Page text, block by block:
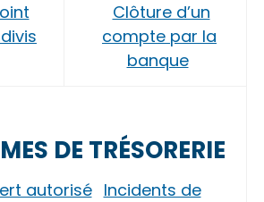
Clôture d’un
compte par la
banque
DE TRÉSORERIE
autorisé Incidents de